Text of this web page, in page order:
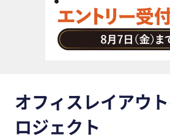
オフィスレイアウ
ロジェクト